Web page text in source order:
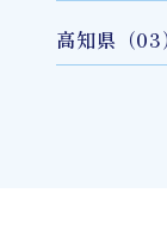
高知県（03）